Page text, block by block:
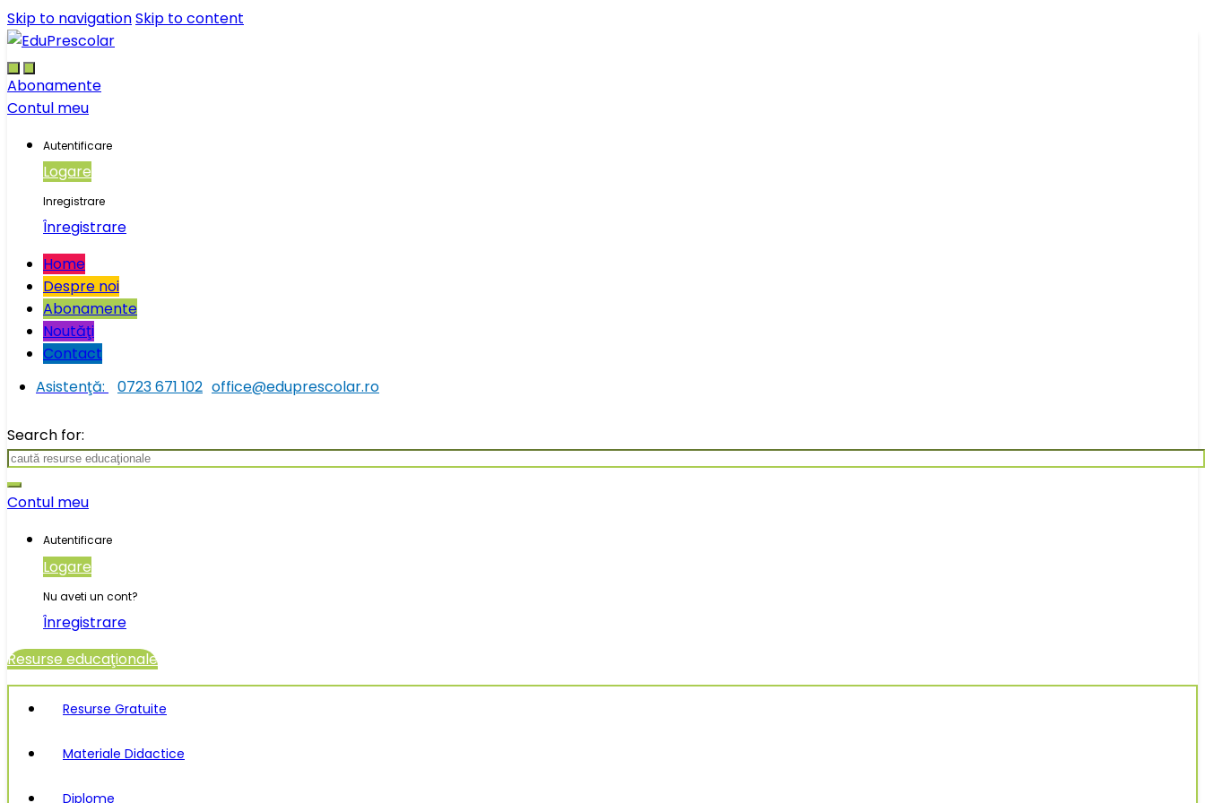
Skip to navigationSkip to content
Abonamente
Contul meu
Autentificare
Logare
Inregistrare
Înregistrare
Home
Despre noi
Abonamente
Noutăţi
Contact
Asistenţă:
0723 671 102 office@eduprescolar.ro
Search for:
Contul meu
Autentificare
Logare
Nu aveti un cont?
Înregistrare
Resurse educaţionale
Resurse Gratuite
Materiale Didactice
Diplome